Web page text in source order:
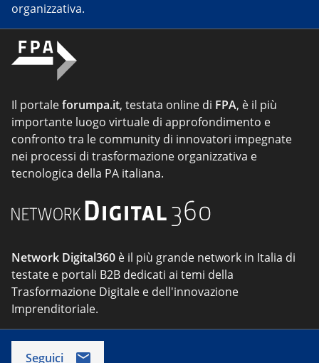
organizzativa.
Il portaleforumpa.it, testata online di FPA, è il più
importante luogo virtuale di approfondimento e
confronto tra le community di innovatori impegnate
nei processi di trasformazione organizzativa e
tecnologica della PA italiana.
Network Digital360 è il più grande network in Italia di
testate e portali B2B dedicati ai temi della
Trasformazione Digitale e dell'innovazione
Imprenditoriale.
Seguici